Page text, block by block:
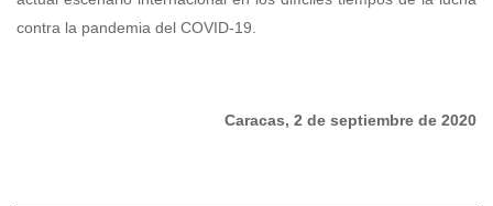
contra la pandemia del COVID-19.
Caracas, 2 de septiembre de 2020